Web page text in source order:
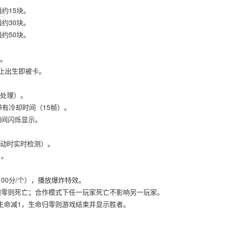
15块。
30块。
50块。
生即被卡。
理）。
冷却时间（15帧）。
闪烁显示。
时实时检测）。
分/个），播放爆炸特效。
死亡；合作模式下任一玩家死亡不影响另一玩家。
减1，生命归零则游戏结束并显示胜者。